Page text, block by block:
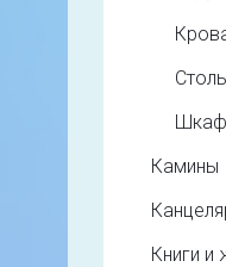
Камины
Книги и